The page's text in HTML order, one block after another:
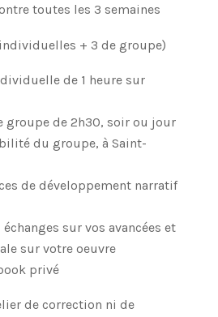
toutes les 3 semaines
+ 3 de groupe)
de 1 heure sur
groupe de 2h30, soir ou jour
du groupe, à Saint-
de développement narratif
sur vos avancées et
sur votre oeuvre
privé
de correction ni de